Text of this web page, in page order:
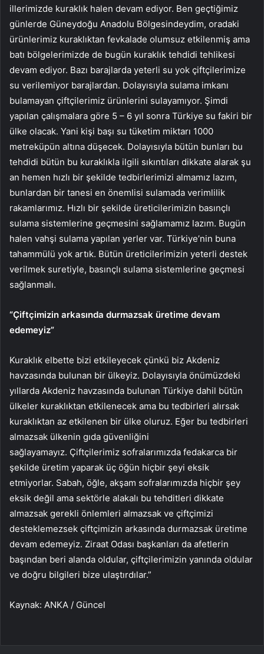
illerimizde kuraklık halen devam ediyor. Ben geçtiğimiz
günlerde Güneydoğu Anadolu Bölgesindeydim, oradaki
ürünlerimiz kuraklıktan fevkalade olumsuz etkilenmiş ama
batı bölgelerimizde de bugün kuraklık tehdidi tehlikesi
devam ediyor. Bazı barajlarda yeterli su yok çiftçilerimize
su verilemiyor barajlardan. Dolayısıyla sulama imkanı
bulamayan çiftçilerimiz ürünlerini sulayamıyor. Şimdi
yapılan çalışmalara göre 5 – 6 yıl sonra Türkiye su fakiri bir
ülke olacak. Yani kişi başı su tüketim miktarı 1000
metreküpün altına düşecek. Dolayısıyla bütün bunları bu
tehdidi bütün bu kuraklıkla ilgili sıkıntıları dikkate alarak şu
an hemen hızlı bir şekilde tedbirlerimizi almamız lazım,
bunlardan bir tanesi en önemlisi sulamada verimlilik
rakamlarımız. Hızlı bir şekilde üreticilerimizin basınçlı
sulama sistemlerine geçmesini sağlamamız lazım. Bugün
halen vahşi sulama yapılan yerler var. Türkiye’nin buna
tahammülü yok artık. Bütün üreticilerimizin yeterli destek
verilmek suretiyle, basınçlı sulama sistemlerine geçmesi
sağlanmalı.
“Çiftçimizin arkasında durmazsak üretime devam
edemeyiz”
Kuraklık elbette bizi etkileyecek çünkü biz Akdeniz
havzasında bulunan bir ülkeyiz. Dolayısıyla önümüzdeki
yıllarda Akdeniz havzasında bulunan Türkiye dahil bütün
ülkeler kuraklıktan etkilenecek ama bu tedbirleri alırsak
kuraklıktan az etkilenen bir ülke oluruz. Eğer bu tedbirleri
almazsak ülkenin gıda güvenliğini
sağlayamayız. Çiftçilerimiz sofralarımızda fedakarca bir
şekilde üretim yaparak üç öğün hiçbir şeyi eksik
etmiyorlar. Sabah, öğle, akşam sofralarımızda hiçbir şey
eksik değil ama sektörle alakalı bu tehditleri dikkate
almazsak gerekli önlemleri almazsak ve çiftçimizi
desteklemezsek çiftçimizin arkasında durmazsak üretime
devam edemeyiz. Ziraat Odası başkanları da afetlerin
başından beri alanda oldular, çiftçilerimizin yanında oldular
ve doğru bilgileri bize ulaştırdılar.”
Kaynak: ANKA / Güncel